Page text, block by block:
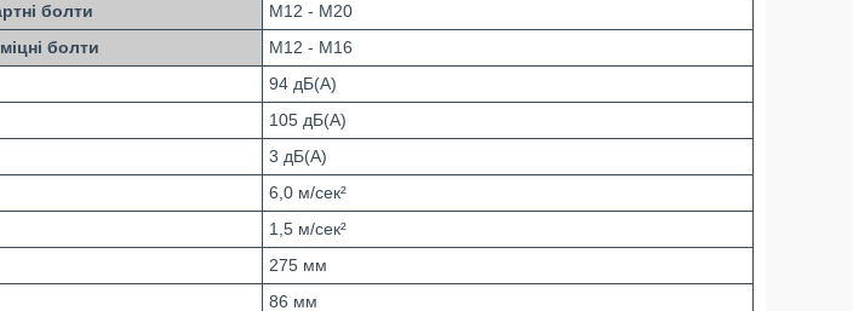
болти
M12 - M20
болти
M12 - M16
94 дБ(А)
105 дБ(А)
3 дБ(А)
6,0 м/сек²
1,5 м/сек²
275 мм
86 мм